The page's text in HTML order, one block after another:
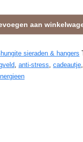
aan
sieraden & hangers
anti-stress cadeautje